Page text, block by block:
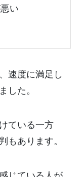
い
速度に満足し
した。
ている一方
もあります。